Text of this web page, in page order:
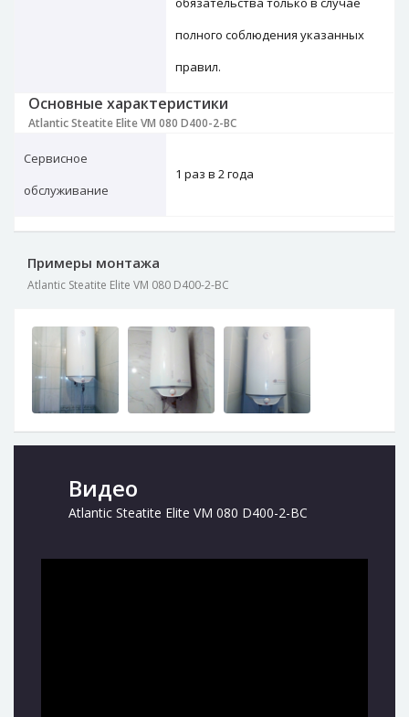
полного соблюдения указанных
правил.
Основные характеристики
Atlantic Steatite Elite VM 080 D400-2-BC
Сервисное
обслуживание
1 раз в 2 года
Примеры монтажа
Atlantic Steatite Elite VM 080 D400-2-BC
Видео
Atlantic Steatite Elite VM 080 D400-2-BC